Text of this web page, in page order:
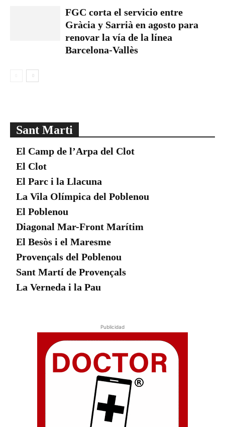
FGC corta el servicio entre
Gràcia y Sarrià en agosto para
renovar la vía de la línea
Barcelona-Vallès
Sant Marti
El Camp de l’Arpa del Clot
El Clot
El Parc i la Llacuna
La Vila Olímpica del Poblenou
El Poblenou
Diagonal Mar-Front Marítim
El Besòs i el Maresme
Provençals del Poblenou
Sant Martí de Provençals
La Verneda i la Pau
Publicidad